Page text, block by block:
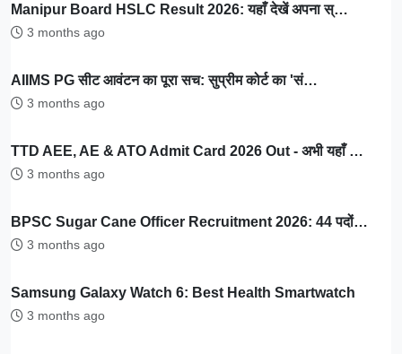
Manipur Board HSLC Result 2026: यहाँ देखें अपना स्…
3 months ago
AIIMS PG सीट आवंटन का पूरा सच: सुप्रीम कोर्ट का 'सं…
3 months ago
TTD AEE, AE & ATO Admit Card 2026 Out - अभी यहाँ …
3 months ago
BPSC Sugar Cane Officer Recruitment 2026: 44 पदों…
3 months ago
Samsung Galaxy Watch 6: Best Health Smartwatch
3 months ago